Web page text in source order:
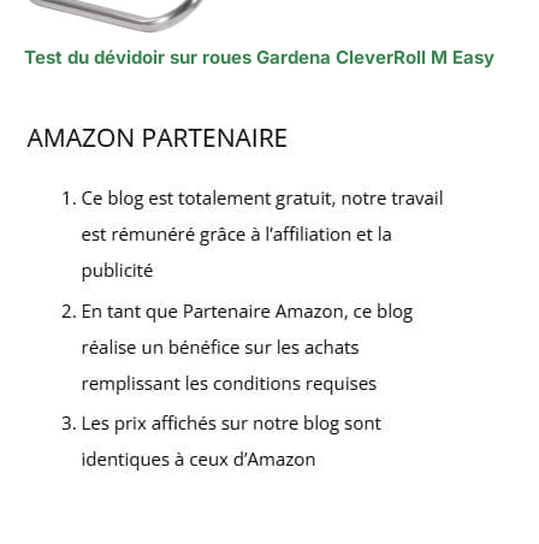
Test du dévidoir sur roues Gardena CleverRoll M Easy